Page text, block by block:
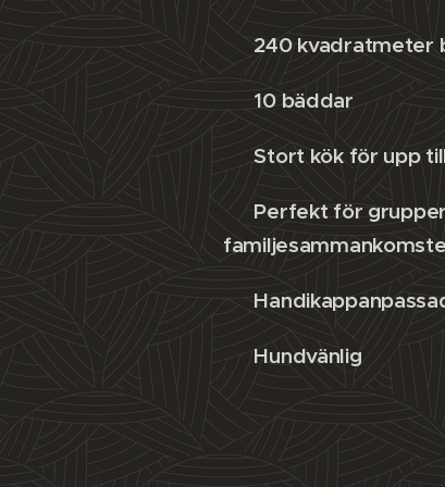
✔️ 240 kvadratmeter
✔️ 10 bäddar
✔️ Stort kök för upp
✔️ Perfekt för
✔️
✔️ Hundvänlig